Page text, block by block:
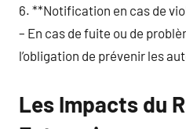
6. **Notification en cas de
– En cas de fuite ou de
l’obligation de prévenir les
Les Impacts du